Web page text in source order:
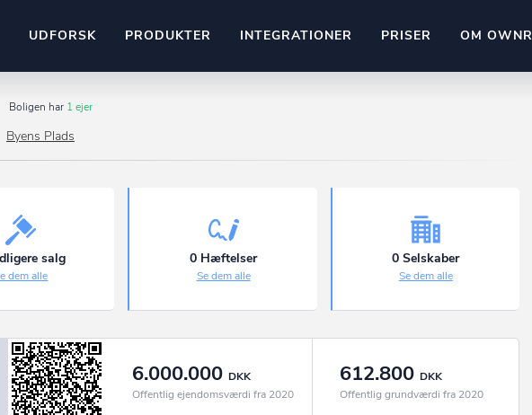
UDFORSK PRODUKTER
Insights
dig opdateret og compliant
Pipeline
strøm til dit nysalg
salgsklare kundeemner
INTEGRATIONER
Kun fantasien sætter grænsen
PRISER OM OWNR
Boligen har 1 ejer
Byens Plads
salg
dem alle
0 Hæftelser
Se dem alle
0 Selskaber
Se dem alle
6.000.000 DKK
Offentlig ejendomsværdi fra 2020
612.800 DKK
Offentlig grundværdi fra 2020